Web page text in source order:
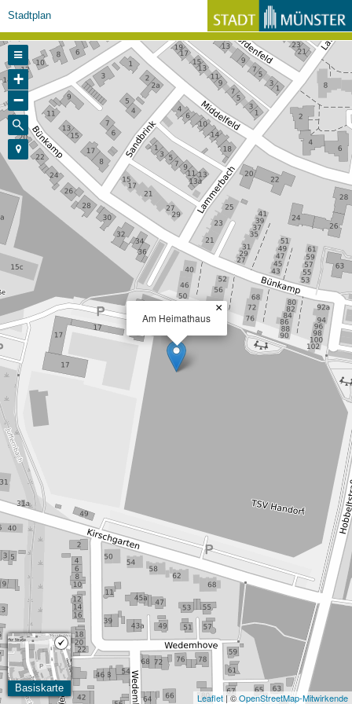
Stadtplan
Am Heimathaus
×
+
−
Basiskarte
Leaflet | ©OpenStreetMap-Mitwirkende